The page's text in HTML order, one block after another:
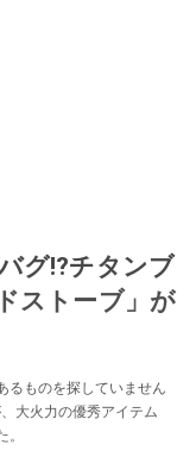
グ⁉チタンブ
ストーブ」が
るものを探していません
大火力の優秀アイテム